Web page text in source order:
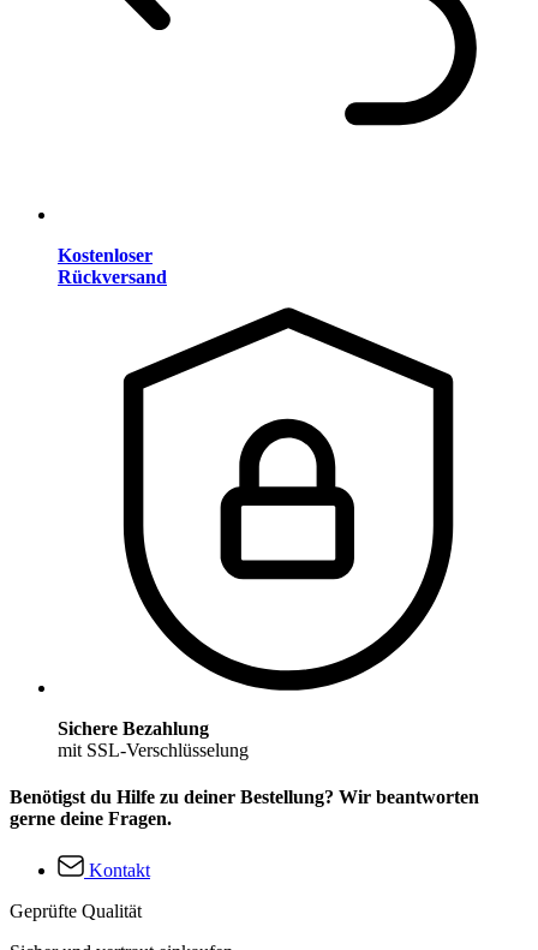
Kostenloser
Rückversand
Sichere Bezahlung
mit SSL-Verschlüsselung
Benötigst du Hilfe zu deiner Bestellung? Wir beantworten
gerne deine Fragen.
Kontakt
Geprüfte Qualität